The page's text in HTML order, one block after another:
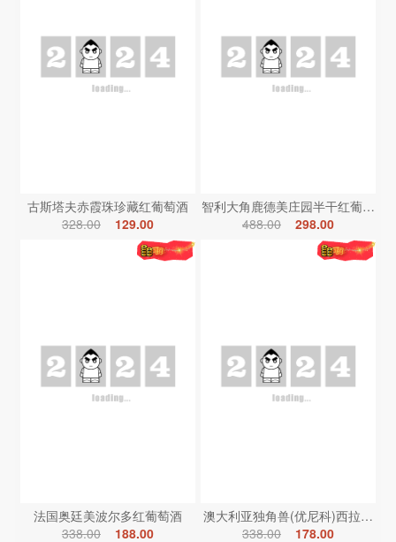
古斯塔夫赤霞珠珍藏红葡萄酒
328.00
129.00
智利大角鹿德美庄园半干红葡萄酒
488.00
298.00
法国奥廷美波尔多红葡萄酒
338.00
188.00
澳大利亚独角兽(优尼科)西拉红葡
338.00
178.00